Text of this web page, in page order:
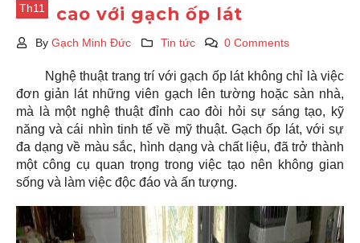
Th11
cao với gạch ốp lát
By Gạch Minh Đức Tin tức 0 Comments
Nghệ thuật trang trí với gạch ốp lát không chỉ là việc
đơn giản lát những viên gạch lên tường hoặc sàn nhà,
mà là một nghệ thuật đỉnh cao đòi hỏi sự sáng tạo, kỹ
năng và cái nhìn tinh tế về mỹ thuật. Gạch ốp lát, với sự
đa dạng về màu sắc, hình dạng và chất liệu, đã trở thành
một công cụ quan trọng trong việc tạo nên không gian
sống và làm việc độc đáo và ấn tượng.